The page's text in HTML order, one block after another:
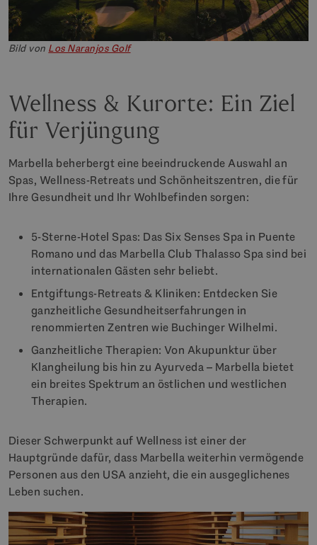
Bild von Los Naranjos Golf
Wellness & Kurorte: Ein Ziel
für Verjüngung
Marbella beherbergt eine beeindruckende Auswahl an
Spas, Wellness-Retreats und Schönheitszentren, die für
Ihre Gesundheit und Ihr Wohlbefinden sorgen:
5-Sterne-Hotel Spas: Das Six Senses Spa in Puente
Romano und das Marbella Club Thalasso Spa sind bei
internationalen Gästen sehr beliebt.
Entgiftungs-Retreats & Kliniken: Entdecken Sie
ganzheitliche Gesundheitserfahrungen in
renommierten Zentren wie Buchinger Wilhelmi.
Ganzheitliche Therapien: Von Akupunktur über
Klangheilung bis hin zu Ayurveda – Marbella bietet
ein breites Spektrum an östlichen und westlichen
Therapien.
Dieser Schwerpunkt auf Wellness ist einer der
Hauptgründe dafür, dass Marbella weiterhin vermögende
Personen aus den USA anzieht, die ein ausgeglichenes
Leben suchen.